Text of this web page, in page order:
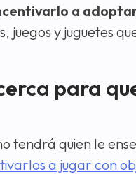
a
juegos y juguetes
para
tendrá quien le
a jugar con